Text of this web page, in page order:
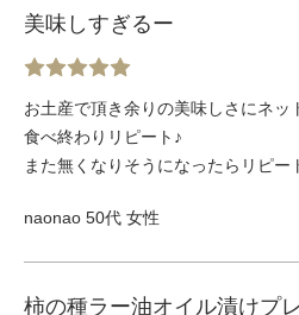
美味しすぎるー
お土産で頂き余りの美味しさにネッ
食べ終わりリピート♪
また無くなりそうになったらリピー
naonao 50代 女性
柿の種ラー油オイル漬けプ